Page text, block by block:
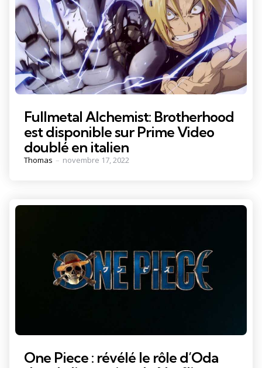
Fullmetal Alchemist: Brotherhood
est disponible sur Prime Video
doublé en italien
Posted
Thomas novembre 17, 2022
One Piece : révélé le rôle d’Oda